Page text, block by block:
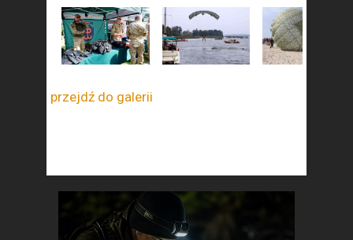
przejdź do galerii